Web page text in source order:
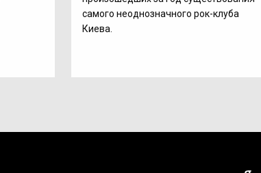
самого неоднозначного рок-клуба
Киева.